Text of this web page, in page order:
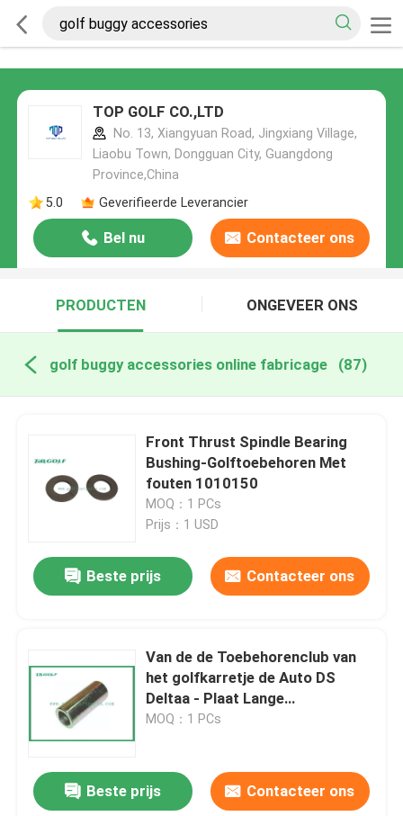
TOP GOLF CO.,LTD
No. 13, Xiangyuan Road, Jingxiang Village,
Liaobu Town, Dongguan City, Guangdong
Province,China
5.0
Geverifieerde Leverancier
Bel nu Contacteer ons
PRODUCTEN ONGEVEER ONS
golf buggy accessories online fabricage (87)
Front Thrust Spindle Bearing
Bushing-Golftoebehoren Met
fouten 1010150
MOQ：1 PCs
Prijs：1 USD
Beste prijs Contacteer ons
Van de de Toebehorenclub van
het golfkarretje de Auto DS
Deltaa - Plaat Lange
Buitensleeve1016349
MOQ：1 PCs
Beste prijs Contacteer ons